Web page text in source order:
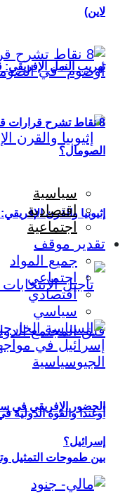
تهريب النمل
إثيوبيا والقرن
الحضور الإفريقي في
بين طموحات التمثيل
لاين)
8 نقاط تشرح قرارات
الصومال؟
سياسية
اقتصادية
اجتماعية
تقدير موقف
جميع المواد
اجتماعي
اقتصادي
سياسي
أوغندا والقوة
إسرائيل؟